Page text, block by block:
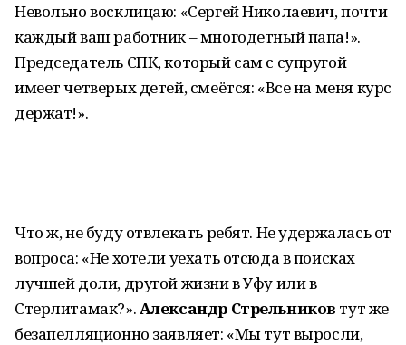
Невольно восклицаю: «Сергей Николаевич, почти
каждый ваш работник – многодетный папа!».
Председатель СПК, который сам с супругой
имеет четверых детей, смеётся: «Все на меня курс
держат!».
Что ж, не буду отвлекать ребят. Не удержалась от
вопроса: «Не хотели уехать отсюда в поисках
лучшей доли, другой жизни в Уфу или в
Стерлитамак?».Александр Стрельников тут же
безапелляционно заявляет: «Мы тут выросли,